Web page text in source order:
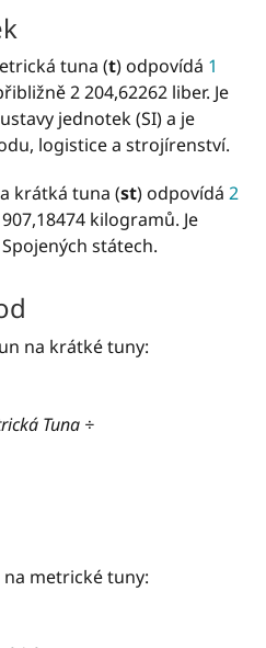
tuna (t) odpovídá 1
2 204,62262 liber. Je
jednotek (SI) a je
logistice a strojírenství.
krátká tuna (st) odpovídá 2
kilogramů. Je
státech.
na krátké tuny:
Tuna ÷
metrické tuny: